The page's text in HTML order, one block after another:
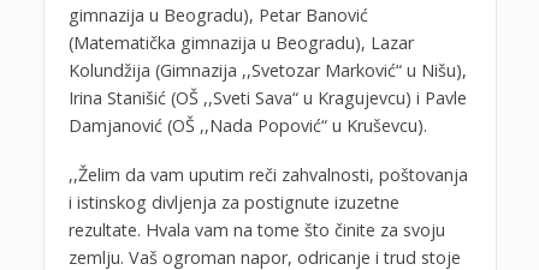
gimnazija u Beogradu), Petar Banović
(Matematička gimnazija u Beogradu), Lazar
Kolundžija (Gimnazija ,,Svetozar Marković“ u Nišu),
Irina Stanišić (OŠ ,,Sveti Sava“ u Kragujevcu) i Pavle
Damjanović (OŠ ,,Nada Popović“ u Kruševcu).
,,Želim da vam uputim reči zahvalnosti, poštovanja
i istinskog divljenja za postignute izuzetne
rezultate. Hvala vam na tome što činite za svoju
zemlju. Vaš ogroman napor, odricanje i trud stoje